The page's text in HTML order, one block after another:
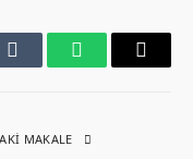
Tumblr WhatsAppEmail
MAKALE